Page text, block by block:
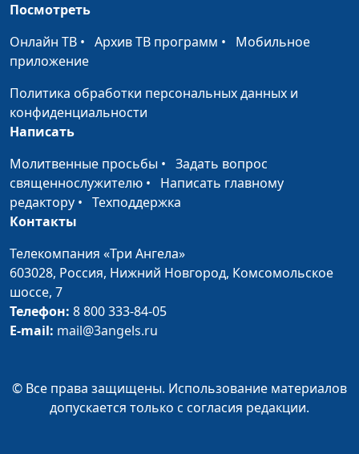
и Елена
Апокалипсис и суд Божий
Юлия Уткина,
и Елена
Варнавская
Кого Бог будет судить
первыми? Как
подготовиться к Божьему
суду?
и Елена
Суд Христов. Тайный или
открытый?
Посмотреть
Онлайн ТВ • Архив ТВ программ • Мобильное
приложение
Политика обработки персональных данных и
конфиденциальности
Написать
Молитвенные просьбы • Задать вопрос
священнослужителю • Написать главному
редактору • Техподдержка
Контакты
Телекомпания «Три Ангела»
603028, Россия, Нижний Новгород, Комсомольское
шоссе, 7
Телефон: 8 800 333-84-05
E-mail: mail@3angels.ru
© Все права защищены. Использование материалов
допускается только с согласия редакции.